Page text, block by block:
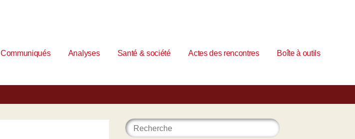
Communiqués Analyses Santé & société Actes des rencontres
Boîte à outils